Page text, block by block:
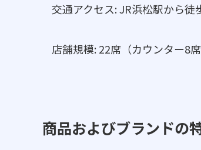
交通アクセス: JR浜松駅から徒
店舗規模: 22席（カウンター8
商品およびブランドの